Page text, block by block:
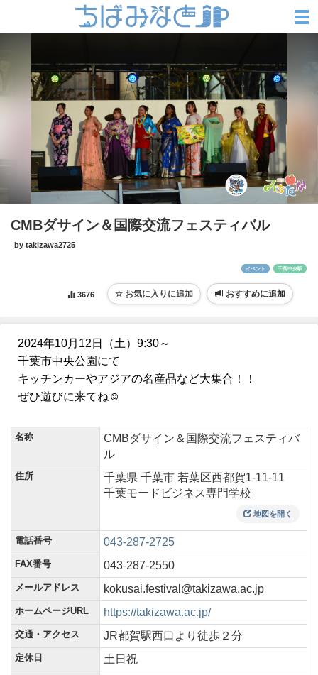
CMBダサイン＆国際交流フェスティバル
by takizawa2725
イベント 千葉中央駅
3676 おすすめに追加
2024年10月12日（土）9:30～
千葉市中央公園にて
キッチンカーやアジアの名産品など大集合！！
ぜひ遊びに来てね☺
名称
CMBダサイン＆国際交流フェスティバ
ル
住所
千葉県 千葉市 若葉区西都賀1‐11‐11
千葉モードビジネス専門学校
地図を開く
電話番号 043-287-2725
FAX番号 043-287-2550
メールアドレス kokusai.festival@takizawa.ac.jp
ホームページURL https://takizawa.ac.jp/
交通・アクセス JR都賀駅西口より徒歩２分
定休日 土日祝